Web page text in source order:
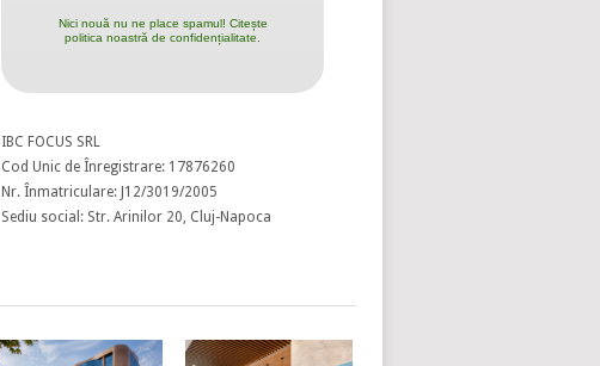
Nici nouă nu ne place spamul! Citește
politica noastră de confidențialitate.
IBC FOCUS SRL
Cod Unic de Înregistrare: 17876260
Nr. Înmatriculare: J12/3019/2005
Sediu social: Str. Arinilor 20, Cluj-Napoca